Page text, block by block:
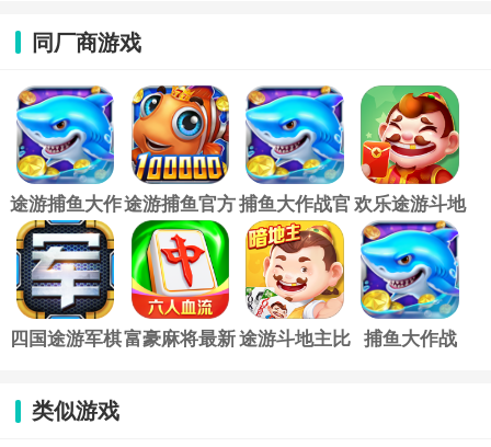
同厂商游戏
途游捕鱼大作
战官方版
途游捕鱼官方
正版
捕鱼大作战官
方正版
欢乐途游斗地
主手机版
四国途游军棋富豪麻将最新途游斗地主比 捕鱼大作战
类似游戏